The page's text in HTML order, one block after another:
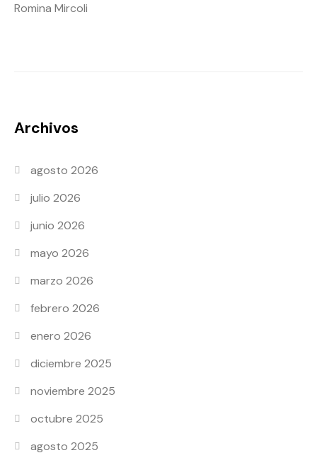
Romina Mircoli
Archivos
agosto 2026
julio 2026
junio 2026
mayo 2026
marzo 2026
febrero 2026
enero 2026
diciembre 2025
noviembre 2025
octubre 2025
agosto 2025